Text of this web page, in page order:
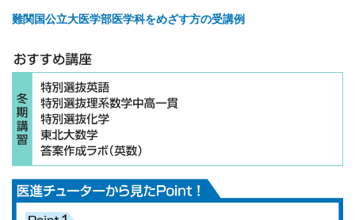
難関国公立大医学部医学科をめざす方の受講例